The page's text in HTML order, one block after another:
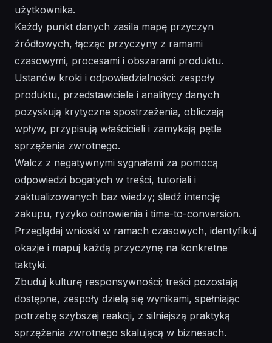
użytkownika.
Każdy punkt danych zasila mapę przyczyn
źródłowych, łącząc przyczyny z ramami
czasowymi, procesami i obszarami produktu.
Ustanów kroki i odpowiedzialności: zespoły
produktu, przedstawiciele i analitycy danych
pozyskują krytyczne spostrzeżenia, obliczają
wpływ, przypisują właścicieli i zamykają pętle
sprzężenia zwrotnego.
Walcz z negatywnymi sygnałami za pomocą
odpowiedzi bogatych w treści, tutoriali i
zaktualizowanych baz wiedzy; śledź intencję
zakupu, ryzyko odnowienia i time-to-conversion.
Przeglądaj wnioski w ramach czasowych, identyfikuj
okazje i mapuj każdą przyczynę na konkretne
taktyki.
Zbuduj kulturę responsywności; treści pozostają
dostępne, zespoły dzielą się wynikami, spełniając
potrzebę szybszej reakcji, z silniejszą praktyką
sprzężenia zwrotnego skalującą w biznesach.